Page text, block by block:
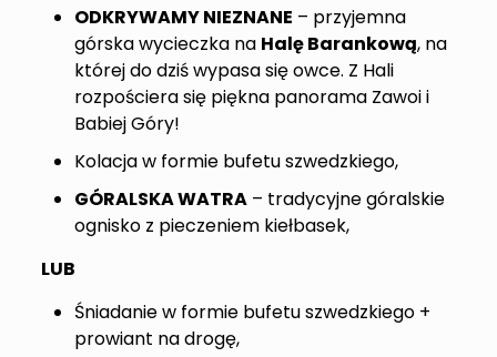
ODKRYWAMY NIEZNANE – przyjemna
górska wycieczka na Halę Barankową, na
której do dziś wypasa się owce. Z Hali
rozpościera się piękna panorama Zawoi i
Babiej Góry!
Kolacja w formie bufetu szwedzkiego,
GÓRALSKA WATRA– tradycyjne góralskie
ognisko z pieczeniem kiełbasek,
LUB
Śniadanie w formie bufetu szwedzkiego +
prowiant na drogę,